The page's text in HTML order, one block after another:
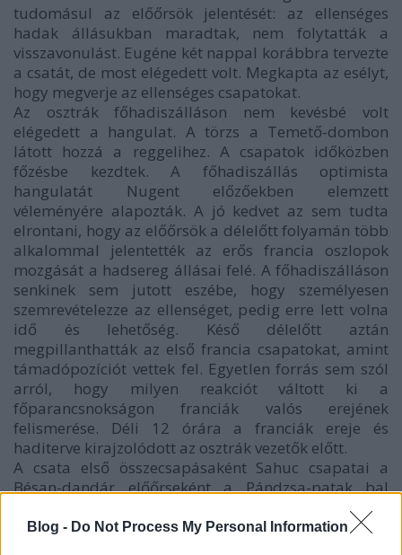
Blog - Do Not Process My Personal Information
tudomásul az előőrsök jelentését: az ellenséges
hadak állásukban maradtak, nem folytatták a
visszavonulást. Eugéne két nappal korábbra tervezte
a csatát, de most elégedett volt. Megkapta az esélyt,
hogy megverje az ellenséges csapatokat.
Az osztrák főhadiszálláson nem kevésbé volt
elégedett a hangulat. A törzs a Temető-dombon
látott hozzá a reggelihez. A csapatok időközben
főzésbe kezdtek. A főhadiszállás optimista
hangulatát Nugent előzőekben elemzett
véleményére alapozták. A jó kedvet az sem tudta
elrontani, hogy az előőrsök a délelőtt folyamán több
alkalommal jelentették az erős francia oszlopok
mozgását a hadsereg állásai felé. A főhadiszálláson
senkinek sem jutott eszébe, hogy személyesen
szemrevételezze az ellenséget, pedig erre lett volna
idő és lehetőség. Késő délelőtt aztán
megpillanthatták az első francia csapatokat, amint
támadópozíciót vettek fel. Egyetlen forrás sem szól
arról, hogy milyen reakciót váltott ki a
főparancsnokságon franciák valós erejének
felismerése. Déli 12 órára a franciák ereje és
haditerve kirajzolódott az osztrák vezetők előtt.
A csata első összecsapásaként Sahuc csapatai a
Bésan-dandár előőrseként a Pándzsa-patak bal
partján álló zalai lovasszázadot támadták meg. A
század alakzatban csak a kismegyeri major előtt